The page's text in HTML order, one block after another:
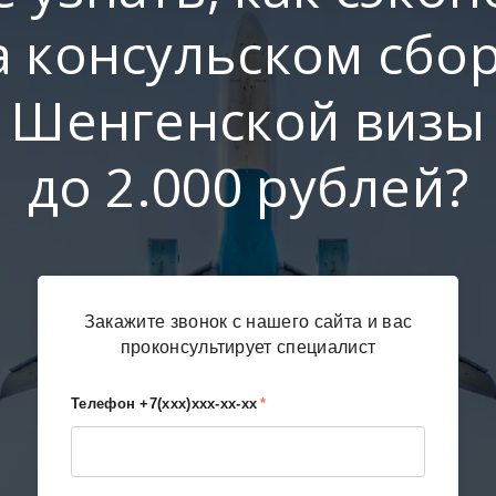
консульском
Шенгенской визы
до 2.000 рублей?
Закажите звонок с нашего сайта и вас
проконсультирует специалист
Телефон +7(xxx)xxx-xx-xx *